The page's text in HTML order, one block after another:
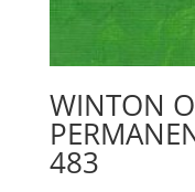
WINTON
483